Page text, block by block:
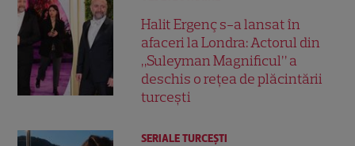
Halit Ergenç s-a lansat în
afaceri la Londra: Actorul din
„Suleyman Magnificul” a
deschis o rețea de plăcintării
turcești
SERIALE TURCEŞTI